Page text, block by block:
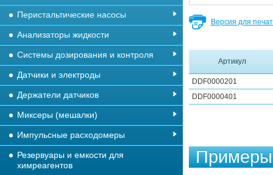
Версия для
Артикул
DDF0000201
DDF0000401
Примеры
Перистальтические насосы
Анализаторы жидкости
Системы дозирования и контроля
Датчики и электроды
Держатели датчиков
Миксеры (мешалки)
Импульсные расходомеры
Резервуары и емкости для
химреагентов